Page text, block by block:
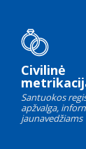
Civilinė
Santuokos
apžvalga,
jaunavedžiams